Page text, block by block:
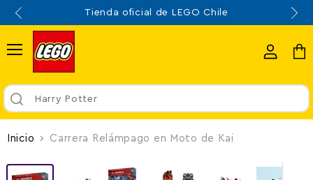
Envío gratis por compras sobre $70.000
Menú
Harry Potter
Inicio Carrera Relámpago en Moto de Kai